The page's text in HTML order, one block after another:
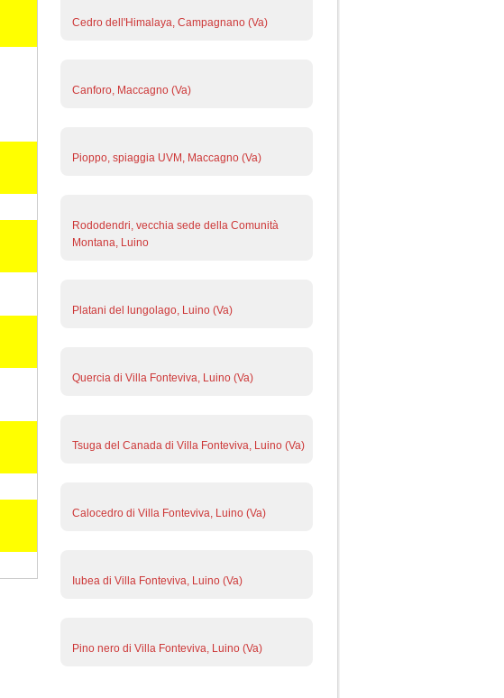
Cedro dell'Himalaya, Campagnano (Va)
Canforo, Maccagno (Va)
Pioppo, spiaggia UVM, Maccagno (Va)
Rododendri, vecchia sede della Comunità
Montana, Luino
Platani del lungolago, Luino (Va)
Quercia di Villa Fonteviva, Luino (Va)
Tsuga del Canada di Villa Fonteviva, Luino (Va)
Calocedro di Villa Fonteviva, Luino (Va)
Iubea di Villa Fonteviva, Luino (Va)
Pino nero di Villa Fonteviva, Luino (Va)